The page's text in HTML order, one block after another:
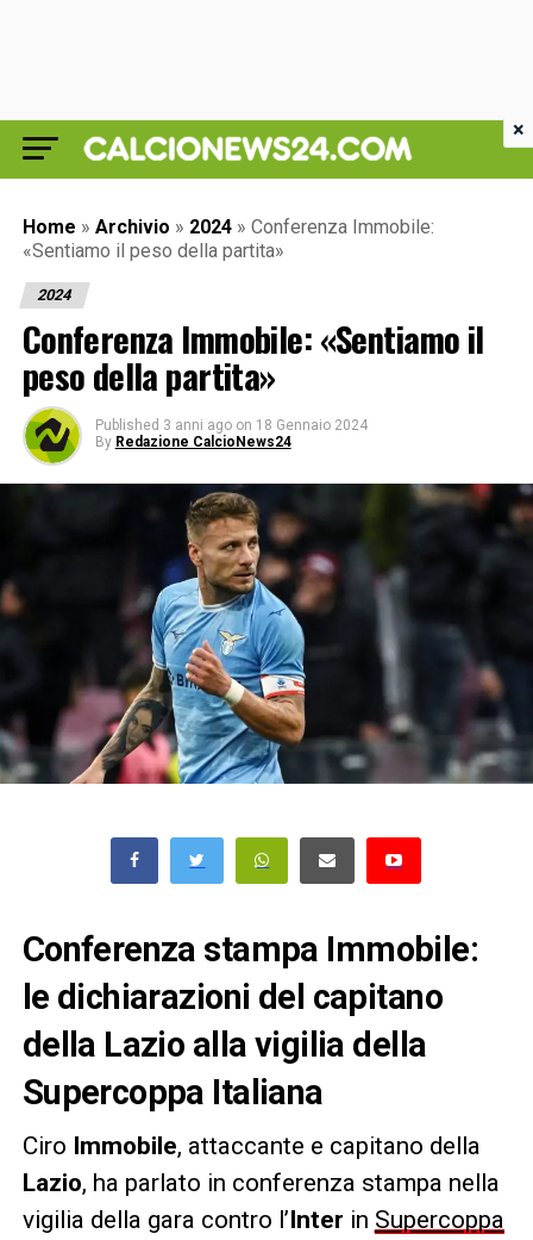
Home » Archivio » 2024 » Conferenza Immobile:
«Sentiamo il peso della partita»
2024
Conferenza Immobile: «Sentiamo il
peso della partita»
Published 3 anni ago on 18 Gennaio 2024
By Redazione CalcioNews24
Conferenza stampa Immobile:
le dichiarazioni del capitano
della Lazio alla vigilia della
Supercoppa Italiana
Ciro Immobile, attaccante e capitano della
Lazio, ha parlato in conferenza stampa nella
vigilia della gara contro l’Inter in Supercoppa
×